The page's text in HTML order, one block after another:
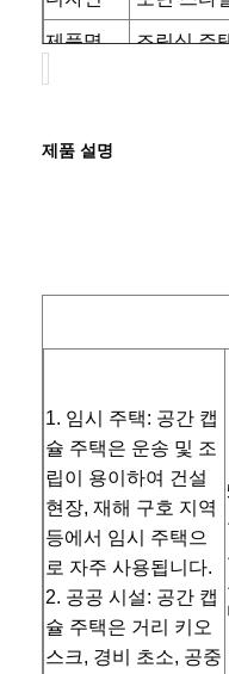
품질 관리 연락
방음장치가 되는 사무
야외 오피스 팟
스팀 사우나실
얼음 조 냉각장치
제품명 조립식 주
재료
장점
공급 능
제품 설명
1. 임시 주택: 공간 캡
슐 주택은 운송 및 조
립이 용이하여 건설
현장, 재해 구호 지역
등에서 임시 주택으
2. 공공 시설: 공간 캡
슐 주택은 거리 키오
스크, 경비 초소, 공중